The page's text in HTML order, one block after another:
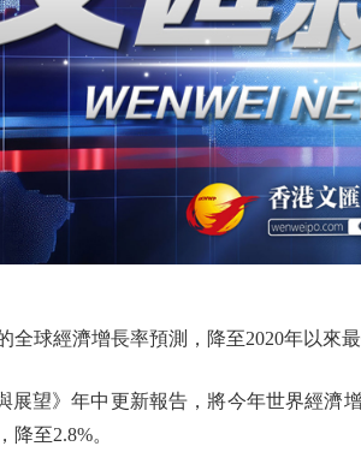
經濟增長率預測，降至2020年以來
》年中更新報告，將今年世界經濟
至2.8%。